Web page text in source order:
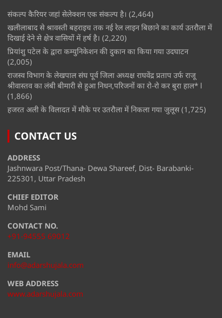
संकल्प कैरियर जहां सेलेक्शन एक संकल्प है। (2,464)
खलीलाबाद से श्रावस्ती बहराइच तक नई रेल लाइन बिछाने का कार्य उतरौला में
दिखाई देने से क्षेत्र वासियों में हर्ष है। (2,220)
प्रियांशु पटेल के द्वारा कम्युनिकेशन की दुकान का किया गया उदघाटन
(2,005)
राजस्व विभाग के लेखपाल संघ पूर्व जिला अध्यक्ष राघवेंद्र प्रताप उर्फ राजू
श्रीवास्तव का लंबी बीमारी से हुआ निधन,परिजनों का रो-रो कर बुरा हाल* l
(1,866)
हजरत अली के विलादत में मौके पर उतरौला में निकला गया जुलूस (1,725)
CONTACT US
ADDRESS
Jashnwara Post/Thana- Dewa Shareef, Dist- Barabanki-
225301, Uttar Pradesh
CHIEF EDITOR
Mohd Sami
CONTACT NO.
+91-94555 69012
EMAIL
info@adarshujala.com
WEB ADDRESS
www.adarshujala.com